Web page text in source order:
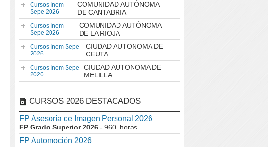
Cursos Inem
Sepe 2026
COMUNIDAD AUTÓNOMA
DE CANTABRIA
Cursos Inem
Sepe 2026
COMUNIDAD AUTÓNOMA
DE LA RIOJA
Cursos Inem Sepe
2026
CIUDAD AUTONOMA DE
CEUTA
Cursos Inem Sepe
2026
CIUDAD AUTONOMA DE
MELILLA
CURSOS 2026 DESTACADOS
FP Asesoría de Imagen Personal 2026
FP Grado Superior 2026 - 960 horas
FP Automoción 2026